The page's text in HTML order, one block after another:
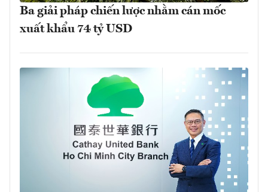
Ba giải pháp chiến lược nhằm cán mốc
xuất khẩu 74 tỷ USD